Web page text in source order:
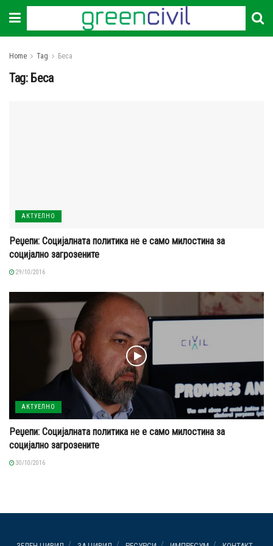
Home Tag Беса
Tag: Беса
АКТУЕЛНО
Реџепи: Социјалната политика не е само милостина за
социјално загрозените
29/10/2016
АКТУЕЛНО
Реџепи: Социјалната политика не е само милостина за
социјално загрозените
30/10/2016